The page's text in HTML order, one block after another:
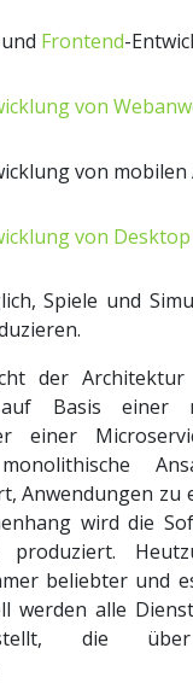
Frontend-
von
von
von
Spiele und
der Architektur
Basis einer
einer
Anwendungen zu
wird die
beliebter und
werden alle
die über